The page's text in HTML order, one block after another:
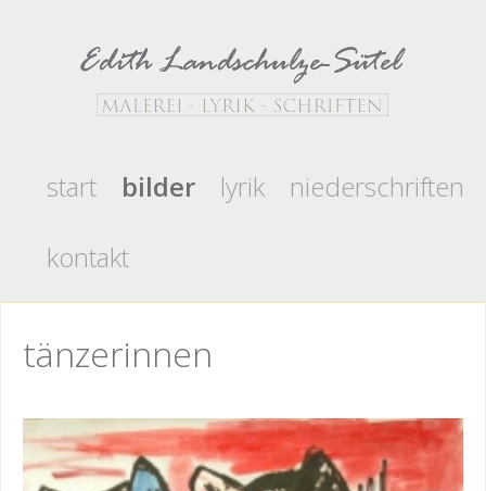
start bilder lyrik
niederschriften
kontakt
tänzerinnen